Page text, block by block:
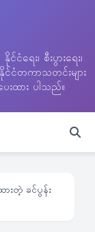
ရေး၊ စီးပွားရေး၊
င်ငံတကာသတင်းများ
ထား ပါသည်။
တဲ့ ခင်ပွန်း